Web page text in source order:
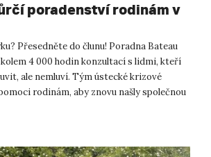
poradenství rodinám v
Přesedněte do člunu! Poradna Bateau
kolem 4 000 hodin konzultací s lidmi, kteří
ale nemluví. Tým ústecké krizové
rodinám, aby znovu našly společnou